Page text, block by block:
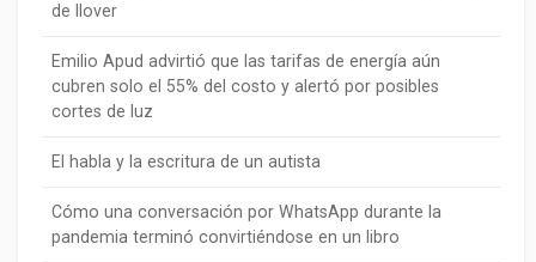
de llover
Emilio Apud advirtió que las tarifas de energía aún
cubren solo el 55% del costo y alertó por posibles
cortes de luz
El habla y la escritura de un autista
Cómo una conversación por WhatsApp durante la
pandemia terminó convirtiéndose en un libro